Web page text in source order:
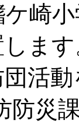
崎
ま
活
防災